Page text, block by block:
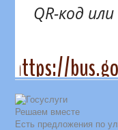
QR-код
https://
Решаем вместе
Есть предложения по